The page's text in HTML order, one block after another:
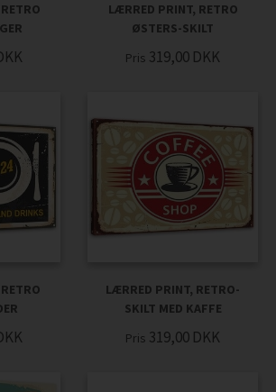
LÆRRED PRINT, RETRO
ØSTERS-SKILT
Pris 319,00 DKK
LÆRRED PRINT, RETRO-
SKILT MED KAFFE
Pris 319,00 DKK